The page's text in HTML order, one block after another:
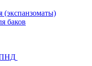
(экспанзоматы)
баков
ПНД